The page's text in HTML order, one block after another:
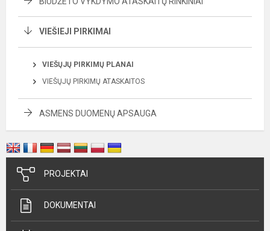
VIEŠIEJI PIRKIMAI
VIEŠŲJŲ PIRKIMŲ PLANAI
VIEŠŲJŲ PIRKIMŲ ATASKAITOS
ASMENS DUOMENŲ APSAUGA
PROJEKTAI
DOKUMENTAI